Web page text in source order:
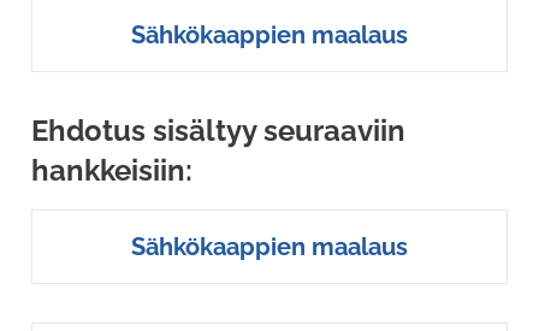
Sähkökaappien maalaus
Ehdotus sisältyy seuraaviin
hankkeisiin:
Sähkökaappien maalaus